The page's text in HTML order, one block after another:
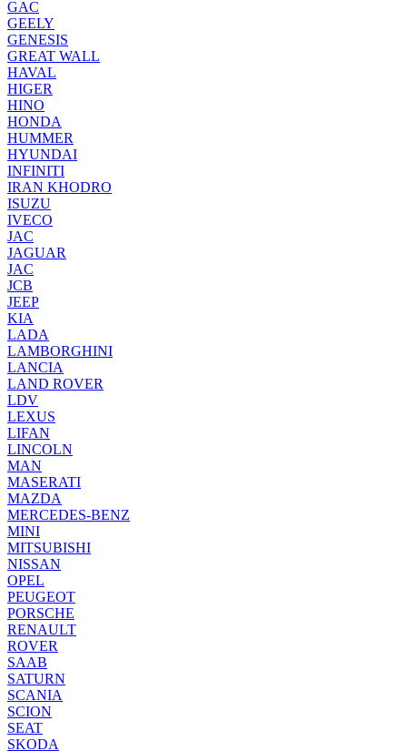
GAC
GEELY
GENESIS
GREAT WALL
HAVAL
HIGER
HINO
HONDA
HUMMER
HYUNDAI
INFINITI
IRAN KHODRO
ISUZU
IVECO
JAC
JAGUAR
JAС
JCB
JEEP
KIA
LADA
LAMBORGHINI
LANCIA
LAND ROVER
LDV
LEXUS
LIFAN
LINCOLN
MAN
MASERATI
MAZDA
MERCEDES-BENZ
MINI
MITSUBISHI
NISSAN
OPEL
PEUGEOT
PORSCHE
RENAULT
ROVER
SAAB
SATURN
SCANIA
SCION
SEAT
SKODA